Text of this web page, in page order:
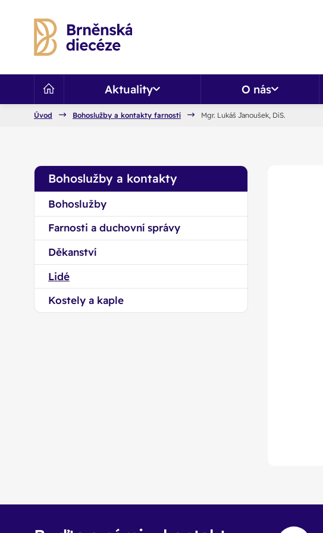
Aktuality O nás
Úvod Bohoslužby a kontakty farností Mgr. Lukáš Janoušek, DiS.
Bohoslužby a kontakty
Bohoslužby
Farnosti a duchovní správy
Děkanství
Lidé
Kostely a kaple